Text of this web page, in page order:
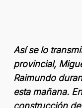
Así se lo
provincial,
Raimundo
esta mañana.
construcción